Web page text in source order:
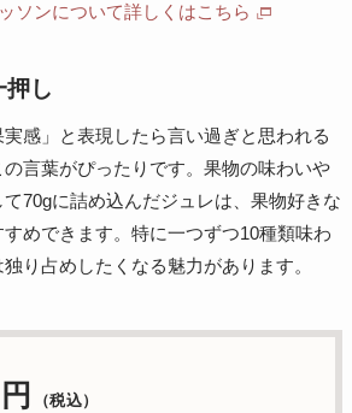
ソンについて詳しくはこちら
押し
実感」と表現したら言い過ぎと思われる
言葉がぴったりです。果物の味わいや
70gに詰め込んだジュレは、果物好きな
めできます。特に一つずつ10種類味わ
り占めしたくなる魅力があります。
（税込）